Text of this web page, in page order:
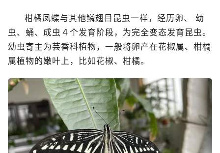
柑橘凤蝶与其他鳞翅目昆虫一样，经历卵、 幼
虫、蛹、成虫４个发育阶段，为完全变态发育昆虫。
幼虫寄主为芸香科植物，一般将卵产在花椒属、柑橘
属植物的嫩叶上，比如花椒、柑橘。